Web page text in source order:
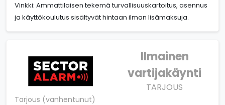
Vinkki: Ammattilaisen tekemä turvallisuuskartoitus, asennus
ja käyttökoulutus sisältyvät hintaan ilman lisämaksuja.
Ilmainen
vartijakäynti
TARJOUS
Tarjous (vanhentunut)